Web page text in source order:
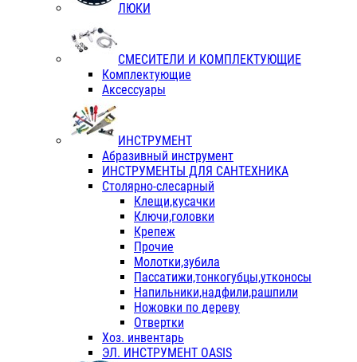
ЛЮКИ
СМЕСИТЕЛИ И КОМПЛЕКТУЮЩИЕ
Комплектующие
Аксессуары
ИНСТРУМЕНТ
Абразивный инструмент
ИНСТРУМЕНТЫ ДЛЯ САНТЕХНИКА
Столярно-слесарный
Клещи,кусачки
Ключи,головки
Крепеж
Прочие
Молотки,зубила
Пассатижи,тонкогубцы,утконосы
Напильники,надфили,рашпили
Ножовки по дереву
Отвертки
Хоз. инвентарь
ЭЛ. ИНСТРУМЕНТ OASIS